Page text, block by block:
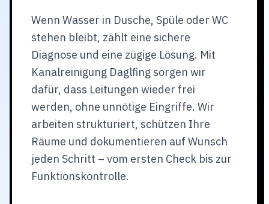
Wenn Wasser in Dusche, Spüle oder WC
stehen bleibt, zählt eine sichere
Diagnose und eine zügige Lösung. Mit
Kanalreinigung Daglfing sorgen wir
dafür, dass Leitungen wieder frei
werden, ohne unnötige Eingriffe. Wir
arbeiten strukturiert, schützen Ihre
Räume und dokumentieren auf Wunsch
jeden Schritt – vom ersten Check bis zur
Funktionskontrolle.